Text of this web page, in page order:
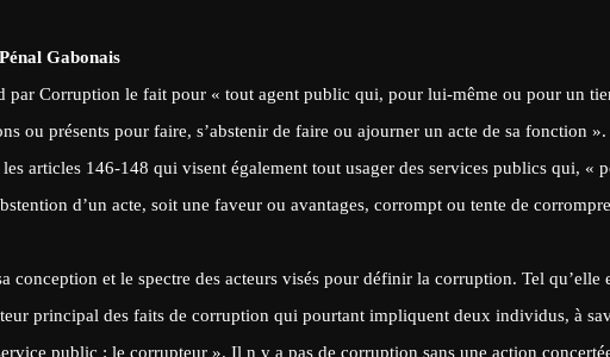
Gabonais
par Corruption le fait pour « tout agent public qui, pour lui-même ou pour un
ou présents pour faire, s’abstenir de faire ou ajourner un acte de sa fonction ».
articles 146-148 qui visent également tout usager des services publics qui, «
d’un acte, soit une faveur ou avantages, corrompt ou tente de
conception et le spectre des acteurs visés pour définir la corruption. Tel qu’elle
principal des faits de corruption qui pourtant impliquent deux individus, à
public : le corrupteur ». Il n y a pas de corruption sans une action